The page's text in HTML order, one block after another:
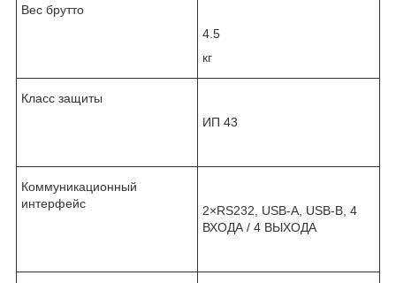
Вес брутто
4.5
кг
Класс защиты
ИП 43
Коммуникационный
интерфейс
2×RS232, USB-A, USB-B, 4
ВХОДА / 4 ВЫХОДА